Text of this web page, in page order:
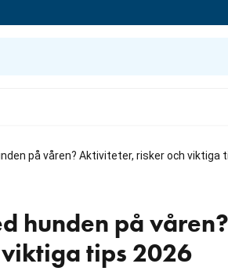
på våren? Aktiviteter, risker och viktiga
hunden på våren?
tips 2026